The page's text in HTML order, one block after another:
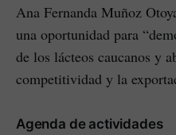
Ana Fernanda Muñoz
una oportunidad para
de los lácteos caucanos y
competitividad y la
Agenda de actividades